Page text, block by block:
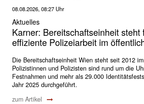
08.08.2026, 08:27 Uhr
Aktuelles
Karner: Bereitschaftseinheit steht
effiziente Polizeiarbeit im
Die Bereitschaftseinheit Wien steht seit 2012
Polizistinnen und Polizisten sind rund um die
Festnahmen und mehr als 29.000
Jahr 2025 durchgeführt.
zum Artikel